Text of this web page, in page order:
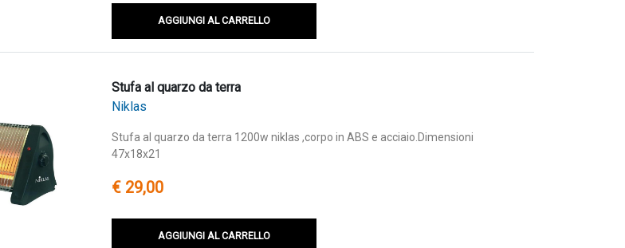
AGGIUNGI AL CARRELLO
Stufa al quarzo da terra
Niklas
Stufa al quarzo da terra 1200w niklas ,corpo in ABS e acciaio.Dimensioni
47x18x21
€ 29,00
AGGIUNGI AL CARRELLO